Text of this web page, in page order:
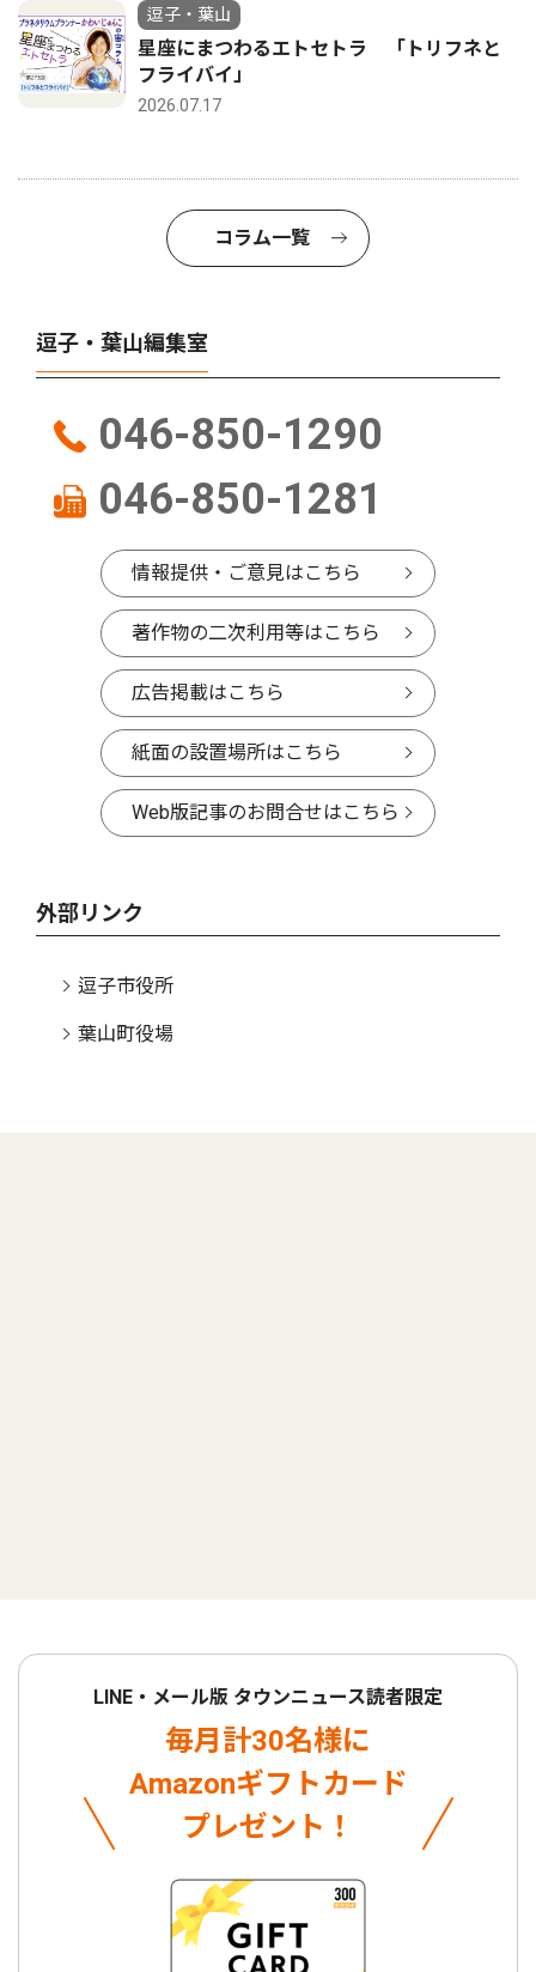
逗子・葉山
星座にまつわるエトセトラ 「トリフネと
フライバイ」
2026.07.17
コラム一覧
逗子・葉山編集室
046-850-1290
046-850-1281
情報提供・ご意見はこちら
著作物の二次利用等はこちら
広告掲載はこちら
紙面の設置場所はこちら
Web版記事のお問合せはこちら
外部リンク
逗子市役所
葉山町役場
LINE・メール版 タウンニュース読者限定
毎月計30名様に
Amazonギフトカード
プレゼント！